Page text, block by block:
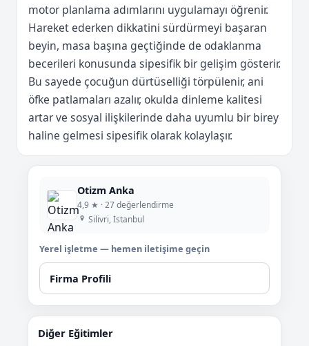
motor planlama adımlarını uygulamayı öğrenir.
Hareket ederken dikkatini sürdürmeyi başaran
beyin, masa başına geçtiğinde de odaklanma
becerileri konusunda sipesifik bir gelişim gösterir.
Bu sayede çocuğun dürtüselliği törpülenir, ani
öfke patlamaları azalır, okulda dinleme kalitesi
artar ve sosyal ilişkilerinde daha uyumlu bir birey
haline gelmesi sipesifik olarak kolaylaşır.
Otizm Anka
4,9 ★ · 27 değerlendirme
Silivri, İstanbul
Yerel işletme — hemen iletişime geçin
Firma Profili
Diğer Eğitimler